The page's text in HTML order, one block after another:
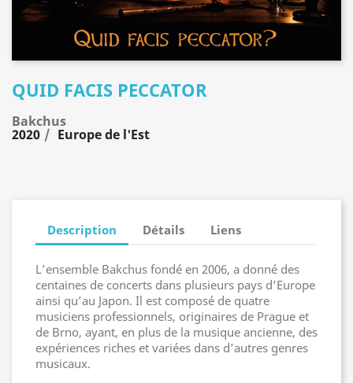
QUID FACIS PECCATOR
Bakchus
2020 Europe de l'Est
Description Détails Liens
L’ensemble Bakchus fondé en 2006, a donné des
centaines de concerts dans plusieurs pays d’Europe
ainsi qu’au Japon. Il est composé de quatre
musiciens professionnels, originaires de Prague et
de Brno, ayant, en plus de la musique ancienne, des
expériences riches et variées dans d’autres genres
musicaux.